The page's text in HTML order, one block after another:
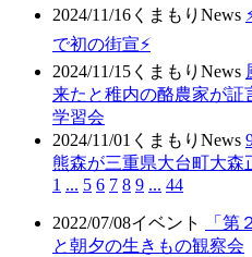
2024/11/16 くまもりNews
で初の街宣⚡
2024/11/15 くまもりNews
来たと稚内の酪農家が
学習会
2024/11/01 くまもりNews
熊森が三重県大台町大森
1 ... 5 6 7 8 9 ... 44
2022/07/08イベント
「第
と朝夕の生きもの観察会